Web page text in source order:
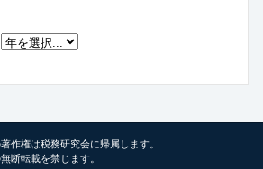
作権は税務研究会に帰属します。
断転載を禁じます。